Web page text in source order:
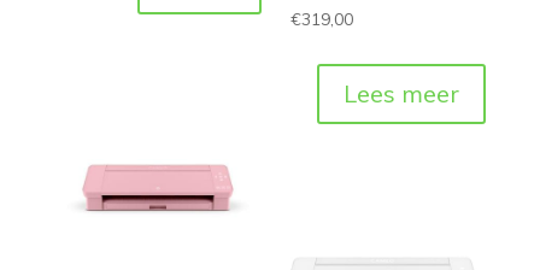
€319,00
Lees meer